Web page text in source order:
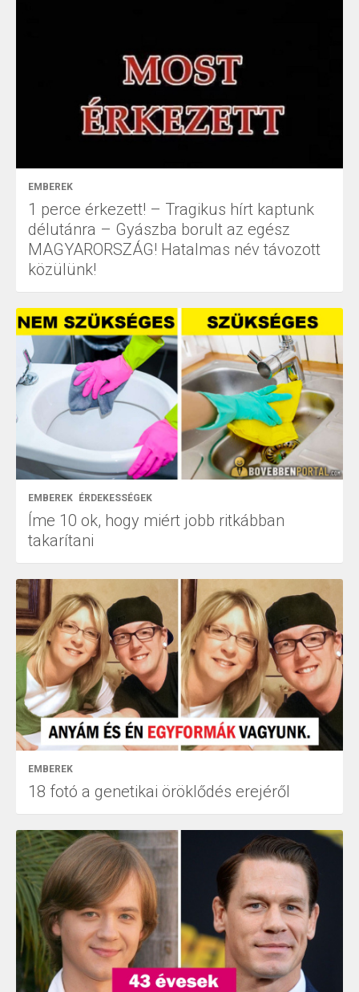
EMBEREK
1 perce érkezett! – Tragikus hírt kaptunk
délutánra – Gyászba borult az egész
MAGYARORSZÁG! Hatalmas név távozott
közülünk!
EMBEREK ÉRDEKESSÉGEK
Íme 10 ok, hogy miért jobb ritkábban
takarítani
EMBEREK
18 fotó a genetikai öröklődés erejéről